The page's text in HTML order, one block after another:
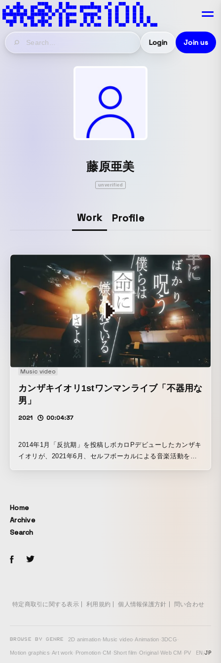
Login Join us
藤原亜美
unverified
Work Profile
Music video
カンザキイオリ1stワンマンライブ「不器用な
男」
2021 00:04:37
2014年1月「反抗期」を投稿しボカロPデビューしたカンザキ
イオリが、2021年6月、セルフボーカルによる音楽活動を本
Home
Archive
Search
特定商取引に関する表示 利用規約 個人情報保護方針 問い合わせ
BROWSE BY GENRE 2D animation· Music video·Animation·3DCG·
Motion graphics·Art work· Promotion·CM · Short film·Original ·Web CM · PV EN/JP